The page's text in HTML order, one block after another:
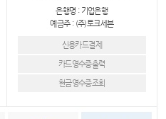
은행명 : 기업은행
예금주 : (주)토크세븐
신용카드결제
카드영수증출력
현금영수증조회